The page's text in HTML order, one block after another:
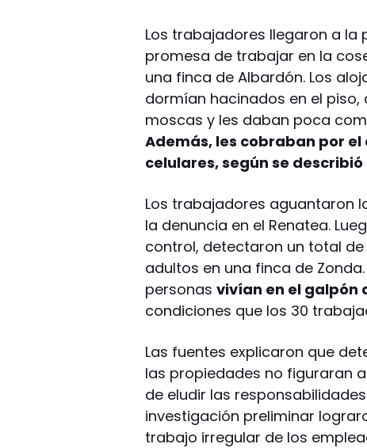
Los trabajadores llegaron a la
promesa de trabajar en la
una finca de Albardón. Los
dormían hacinados en el
moscas y les daban poca
Además, les cobraban por
celulares, según se
Los trabajadores aguantaron
la denuncia en el Renatea.
control, detectaron un total
adultos en una finca de
personasvivían en el galpón
condiciones que los 30
Las fuentes explicaron que
las propiedades no figuraran
de eludir las
investigación preliminar
trabajo irregular de los